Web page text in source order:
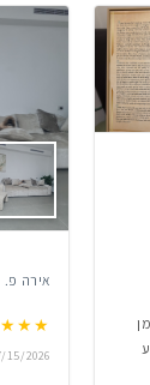
אירה פ.
★★★
15/2026